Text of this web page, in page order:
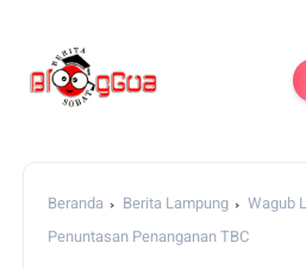
Beranda Berita Lampung
Wagub
Penuntasan Penanganan TBC